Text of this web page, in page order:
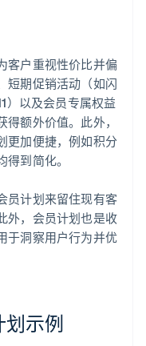
客户重视性价比并偏
短期促销活动（如闪
）以及会员专属权益
额外价值。此外，
更加便捷，例如积分
到简化。
员计划来留住现有客
外，会员计划也是收
于洞察用户行为并优
划示例